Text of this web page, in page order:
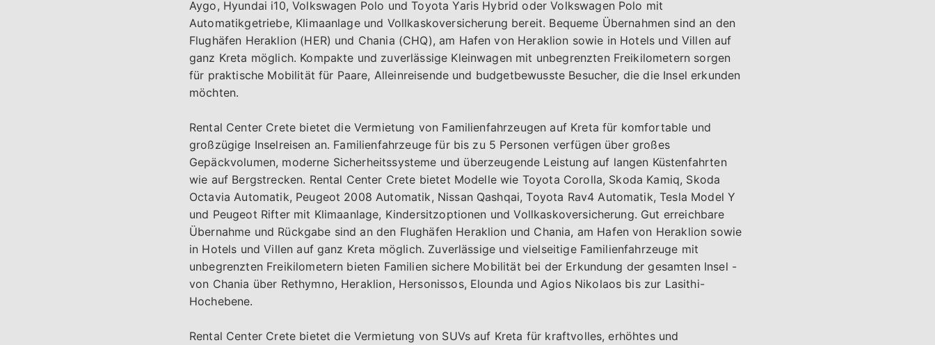
Aygo, Hyundai i10, Volkswagen Polo und Toyota Yaris Hybrid oder Volkswagen Polo mit
Automatikgetriebe, Klimaanlage und Vollkaskoversicherung bereit. Bequeme Übernahmen sind an den
Flughäfen Heraklion (HER) und Chania (CHQ), am Hafen von Heraklion sowie in Hotels und Villen auf
ganz Kreta möglich. Kompakte und zuverlässige Kleinwagen mit unbegrenzten Freikilometern sorgen
für praktische Mobilität für Paare, Alleinreisende und budgetbewusste Besucher, die die Insel erkunden
möchten.
Rental Center Crete bietet die Vermietung von Familienfahrzeugen auf Kreta für komfortable und
großzügige Inselreisen an. Familienfahrzeuge für bis zu 5 Personen verfügen über großes
Gepäckvolumen, moderne Sicherheitssysteme und überzeugende Leistung auf langen Küstenfahrten
wie auf Bergstrecken. Rental Center Crete bietet Modelle wie Toyota Corolla, Skoda Kamiq, Skoda
Octavia Automatik, Peugeot 2008 Automatik, Nissan Qashqai, Toyota Rav4 Automatik, Tesla Model Y
und Peugeot Rifter mit Klimaanlage, Kindersitzoptionen und Vollkaskoversicherung. Gut erreichbare
Übernahme und Rückgabe sind an den Flughäfen Heraklion und Chania, am Hafen von Heraklion sowie
in Hotels und Villen auf ganz Kreta möglich. Zuverlässige und vielseitige Familienfahrzeuge mit
unbegrenzten Freikilometern bieten Familien sichere Mobilität bei der Erkundung der gesamten Insel -
von Chania über Rethymno, Heraklion, Hersonissos, Elounda und Agios Nikolaos bis zur Lasithi-
Hochebene.
Rental Center Crete bietet die Vermietung von SUVs auf Kreta für kraftvolles, erhöhtes und